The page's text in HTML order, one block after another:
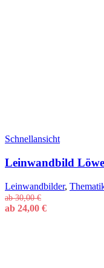
Schnellansicht
Leinwandbild
Leinwandbilder,
ab30,00€
ab 24,00 €